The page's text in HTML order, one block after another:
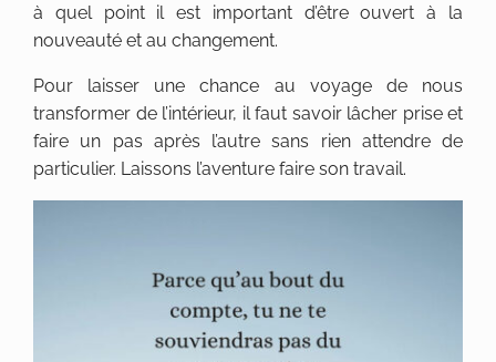
à quel point il est important d’être ouvert à la
nouveauté et au changement.
Pour laisser une chance au voyage de nous
transformer de l’intérieur, il faut savoir lâcher prise et
faire un pas après l’autre sans rien attendre de
particulier. Laissons l’aventure faire son travail.